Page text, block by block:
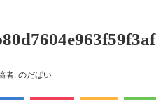
者: のだぱい